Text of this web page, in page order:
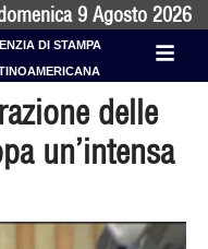
9 Agosto 2026
DI STAMPA
delle
un’intensa